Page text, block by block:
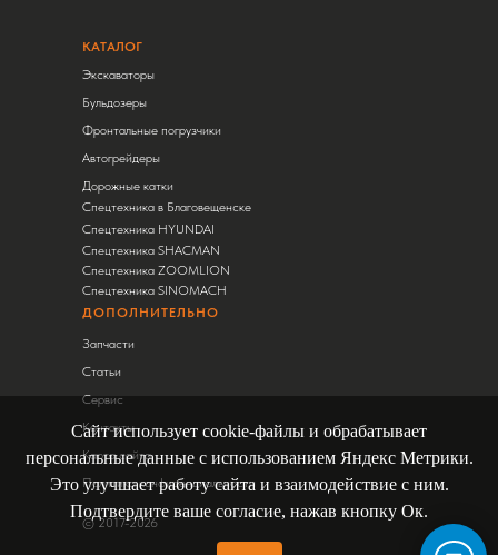
Сайт использует cookie-файлы и обрабатывает
персональные данные с использованием Яндекс Метрики.
Это улучшает работу сайта и взаимодействие с ним.
Подтвердите ваше согласие, нажав кнопку Ок.
Экскаваторы
Бульдозеры
Фронтальные погрузчики
Автогрейдеры
Дорожные катки
Спецтехника в Благовещенске
Спецтехника HYUNDAI
Спецтехника SHACMAN
Спецтехника ZOOMLION
Спецтехника SINOMACH
КАТАЛОГ
© 2017-2026
Запчасти
Статьи
Сервис
Контакты
Карта сайта
Политика конфиденциальности
ДОПОЛНИТЕЛЬНО